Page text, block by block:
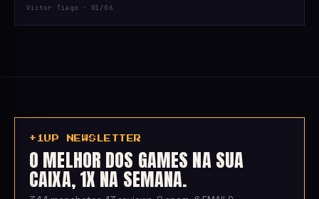
Victor Tiago · 01/06
+1UP NEWSLETTER
O MELHOR DOS GAMES NA SUA
CAIXA, 1X NA SEMANA.